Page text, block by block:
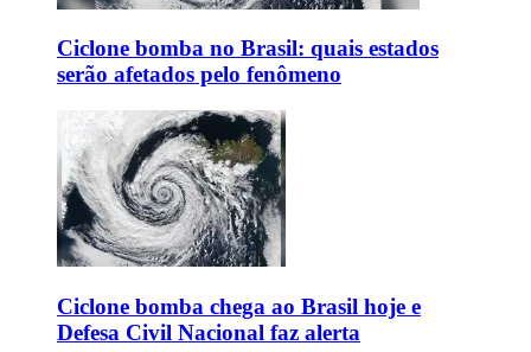
Ciclone bomba no Brasil: quais estados
serão afetados pelo fenômeno
Ciclone bomba chega ao Brasil hoje e
Defesa Civil Nacional faz alerta